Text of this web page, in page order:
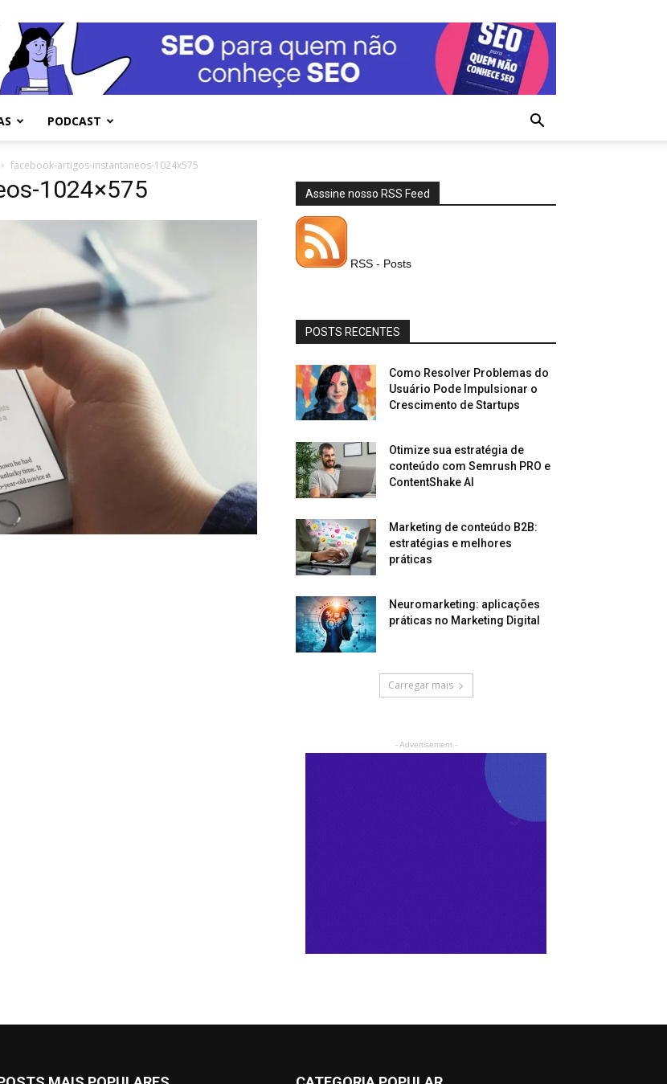
PODCAST
facebook-artigos-instantaneos-1024x575
1024×575 Asssine nosso RSS Feed
RSS - Posts
POSTS RECENTES
Como Resolver Problemas do
Usuário Pode Impulsionar o
Crescimento de Startups
Otimize sua estratégia de
conteúdo com Semrush PRO e
ContentShake AI
Marketing de conteúdo B2B:
estratégias e melhores
práticas
Neuromarketing: aplicações
práticas no Marketing Digital
Carregar mais
- Advertisement -